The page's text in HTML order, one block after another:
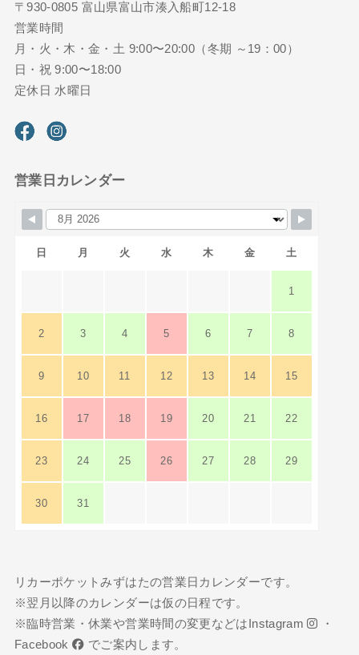
〒930-0805 富山県富山市湊入船町12-18
営業時間
月・火・木・金・土 9:00〜20:00（冬期 ～19：00）
日・祝 9:00〜18:00
定休日 水曜日
営業日カレンダー
日 月 火 水 木 金 土
1
2 3 4 5 6 7 8
9 10 11 12 13 14 15
16 17 18 19 20 21 22
23 24 25 26 27 28 29
30 31
リカーポケットみずはたの営業日カレンダーです。
※翌月以降のカレンダーは仮の日程です。
※臨時営業・休業や営業時間の変更などは Instagram
・
Facebook
でご案内します。